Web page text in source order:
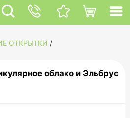
ОТКРЫТКИ /
облако и Эльбрус